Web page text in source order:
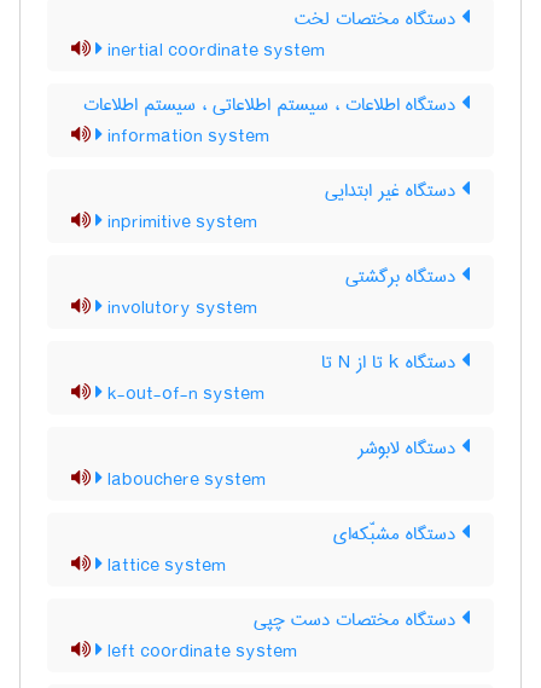
دستگاه مختصات لخت
inertial coordinate system
دستگاه اطلاعات ، سیستم اطلاعاتی ، سیستم اطلاعات
information system
دستگاه غیر ابتدایی
inprimitive system
دستگاه برگشتی
involutory system
دستگاه k تا از N تا
k-out-of-n system
دستگاه لابوشر
labouchere system
دستگاه مشبّکه‌ای
lattice system
دستگاه مختصات دست چپی
left coordinate system